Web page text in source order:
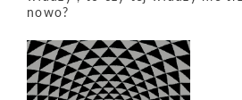
nowo?